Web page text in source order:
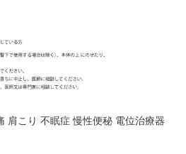
肩こり 不眠症 慢性便秘 電位治療器